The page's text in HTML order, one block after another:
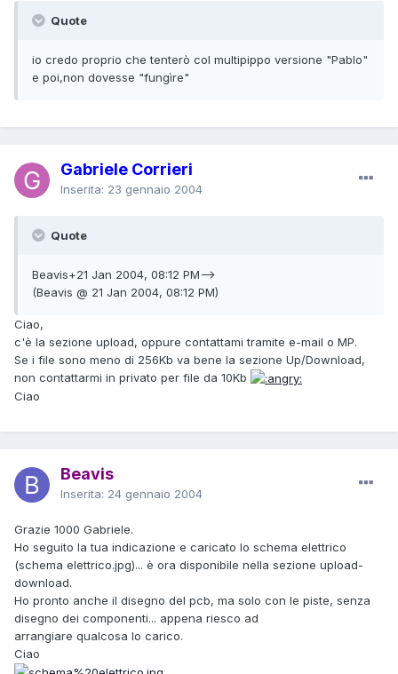
Quote
io credo proprio che tenterò col multipippo versione "Pablo"
e poi,non dovesse "fungìre"
Gabriele Corrieri
Inserita: 23 gennaio 2004
Quote
Beavis+21 Jan 2004, 08:12 PM-->
(Beavis @ 21 Jan 2004, 08:12 PM)
Ciao,
c'è la sezione upload, oppure contattami tramite e-mail o MP.
Se i file sono meno di 256Kb va bene la sezione Up/Download,
non contattarmi in privato per file da 10Kb
Ciao
Beavis
Inserita: 24 gennaio 2004
Grazie 1000 Gabriele.
Ho seguito la tua indicazione e caricato lo schema elettrico
(schema elettrico.jpg)... è ora disponibile nella sezione upload-
download.
Ho pronto anche il disegno del pcb, ma solo con le piste, senza
disegno dei componenti... appena riesco ad
arrangiare qualcosa lo carico.
Ciao